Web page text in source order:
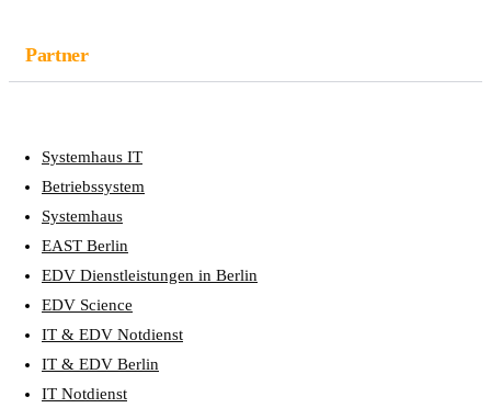
Partner
Systemhaus IT
Betriebssystem
Systemhaus
EAST Berlin
EDV Dienstleistungen in Berlin
EDV Science
IT & EDV Notdienst
IT & EDV Berlin
IT Notdienst